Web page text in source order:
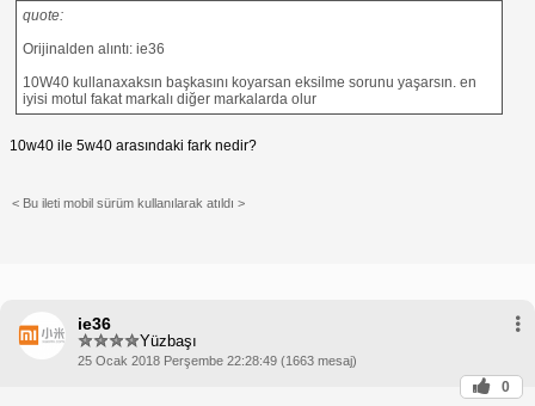
quote:
Orijinalden alıntı: ie36
10W40 kullanaxaksın başkasını koyarsan eksilme sorunu yaşarsın. en
iyisi motul fakat markalı diğer markalarda olur
10w40 ile 5w40 arasındaki fark nedir?
< Bu ileti mobil sürüm kullanılarak atıldı >
ie36
Yüzbaşı
25 Ocak 2018 Perşembe 22:28:49 (1663 mesaj)
0